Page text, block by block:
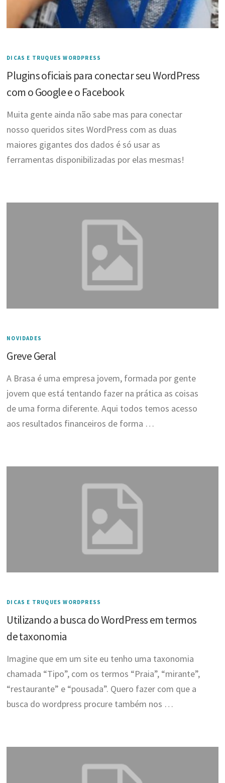
DICAS E TRUQUES WORDPRESS
Plugins oficiais para conectar seu WordPress
com o Google e o Facebook
Muita gente ainda não sabe mas para conectar
nosso queridos sites WordPress com as duas
maiores gigantes dos dados é só usar as
ferramentas disponibilizadas por elas mesmas!
NOVIDADES
Greve Geral
A Brasa é uma empresa jovem, formada por gente
jovem que está tentando fazer na prática as coisas
de uma forma diferente. Aqui todos temos acesso
aos resultados financeiros de forma …
DICAS E TRUQUES WORDPRESS
Utilizando a busca do WordPress em termos
de taxonomia
Imagine que em um site eu tenho uma taxonomia
chamada “Tipo”, com os termos “Praia”, “mirante”,
“restaurante” e “pousada”. Quero fazer com que a
busca do wordpress procure também nos …